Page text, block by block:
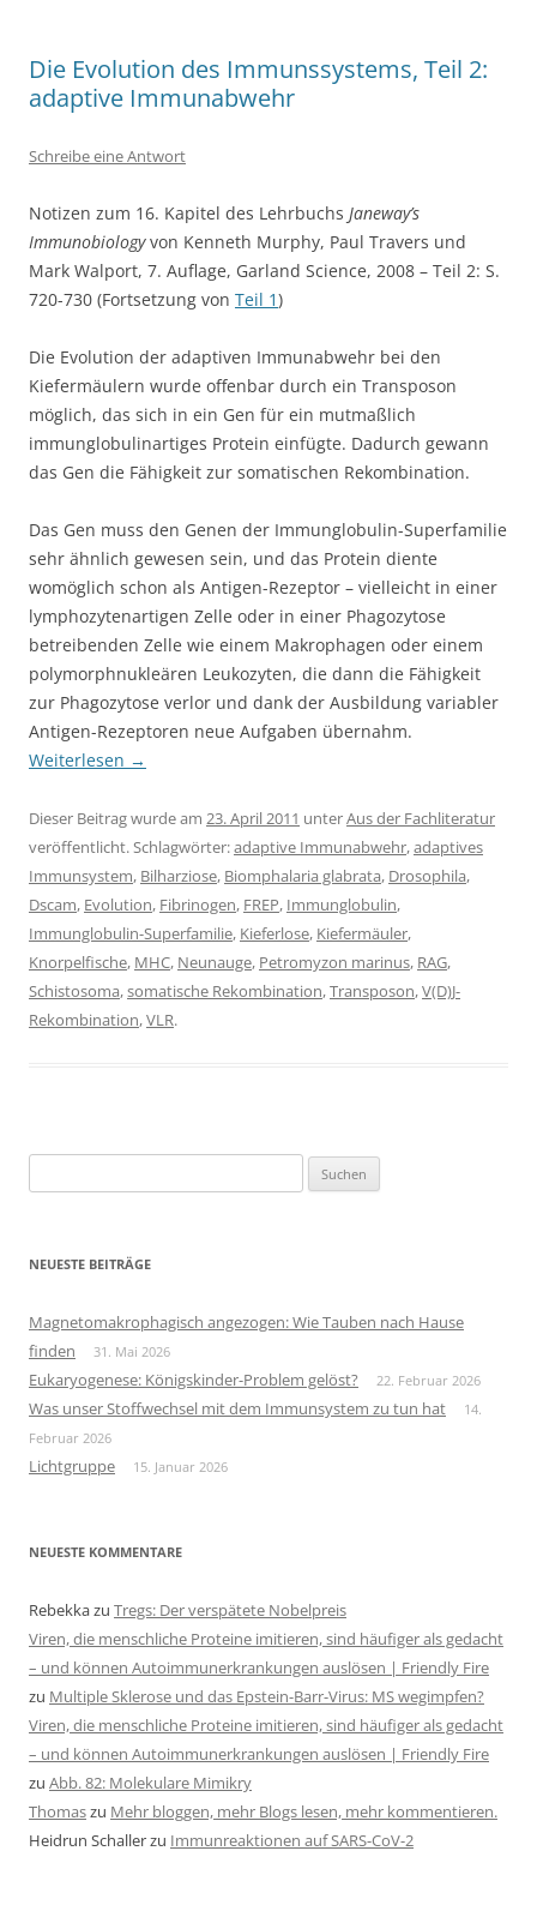
Die Evolution des Immunssystems, Teil 2:
adaptive Immunabwehr
Schreibe eine Antwort
Notizen zum 16. Kapitel des Lehrbuchs Janeway’s
Immunobiologyvon Kenneth Murphy, Paul Travers und
Mark Walport, 7. Auflage, Garland Science, 2008 – Teil 2: S.
720-730 (Fortsetzung von Teil 1)
Die Evolution der adaptiven Immunabwehr bei den
Kiefermäulern wurde offenbar durch ein Transposon
möglich, das sich in ein Gen für ein mutmaßlich
immunglobulinartiges Protein einfügte. Dadurch gewann
das Gen die Fähigkeit zur somatischen Rekombination.
Das Gen muss den Genen der Immunglobulin-Superfamilie
sehr ähnlich gewesen sein, und das Protein diente
womöglich schon als Antigen-Rezeptor – vielleicht in einer
lymphozytenartigen Zelle oder in einer Phagozytose
betreibenden Zelle wie einem Makrophagen oder einem
polymorphnukleären Leukozyten, die dann die Fähigkeit
zur Phagozytose verlor und dank der Ausbildung variabler
Antigen-Rezeptoren neue Aufgaben übernahm.
Weiterlesen →
Dieser Beitrag wurde am 23. April 2011 unterAus der Fachliteratur
veröffentlicht. Schlagwörter:adaptive Immunabwehr,adaptives
Immunsystem, Bilharziose, Biomphalaria glabrata, Drosophila,
Dscam, Evolution, Fibrinogen, FREP, Immunglobulin,
Immunglobulin-Superfamilie, Kieferlose, Kiefermäuler,
Knorpelfische, MHC, Neunauge, Petromyzon marinus, RAG,
Schistosoma,somatische Rekombination,Transposon,V(D)J-
Rekombination,VLR.
nach:
NEUESTE BEITRÄGE
Magnetomakrophagisch angezogen: Wie Tauben nach Hause
finden
31. Mai 2026
Eukaryogenese: Königskinder-Problem gelöst? 22. Februar 2026
Was unser Stoffwechsel mit dem Immunsystem zu tun hat
14.
Februar 2026
Lichtgruppe 15. Januar 2026
NEUESTE KOMMENTARE
Rebekkazu Tregs: Der verspätete Nobelpreis
Viren, die menschliche Proteine imitieren, sind häufiger als gedacht
– und können Autoimmunerkrankungen auslösen | Friendly Fire
zu Multiple Sklerose und das Epstein-Barr-Virus: MS wegimpfen?
Viren, die menschliche Proteine imitieren, sind häufiger als gedacht
– und können Autoimmunerkrankungen auslösen | Friendly Fire
zu Abb. 82: Molekulare Mimikry
Thomaszu Mehr bloggen, mehr Blogs lesen, mehr kommentieren.
Heidrun Schallerzu Immunreaktionen auf SARS-CoV-2